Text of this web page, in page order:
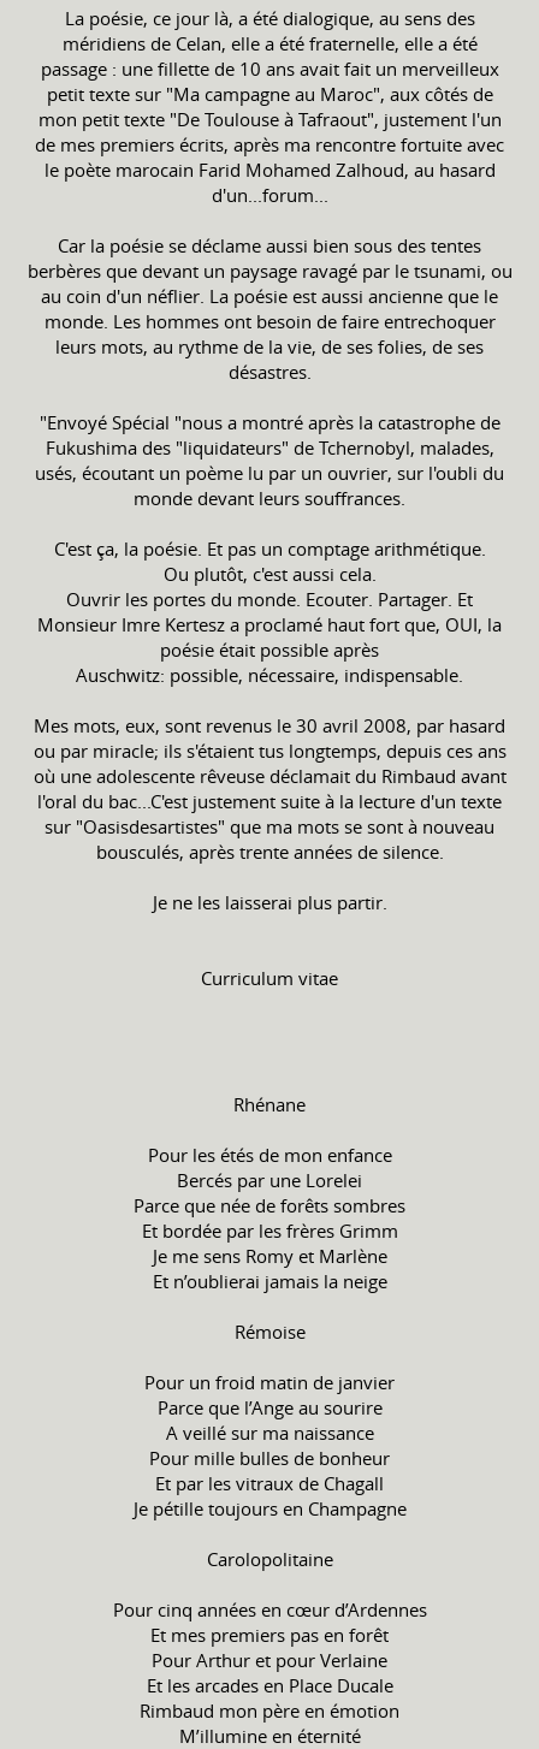
La poésie, ce jour là, a été dialogique, au sens des
méridiens de Celan, elle a été fraternelle, elle a été
passage : une fillette de 10 ans avait fait un merveilleux
petit texte sur "Ma campagne au Maroc", aux côtés de
mon petit texte "De Toulouse à Tafraout", justement l'un
de mes premiers écrits, après ma rencontre fortuite avec
le poète marocain Farid Mohamed Zalhoud, au hasard
d'un...forum...
Car la poésie se déclame aussi bien sous des tentes
berbères que devant un paysage ravagé par le tsunami, ou
au coin d'un néflier. La poésie est aussi ancienne que le
monde. Les hommes ont besoin de faire entrechoquer
leurs mots, au rythme de la vie, de ses folies, de ses
désastres.
"Envoyé Spécial "nous a montré après la catastrophe de
Fukushima des "liquidateurs" de Tchernobyl, malades,
usés, écoutant un poème lu par un ouvrier, sur l'oubli du
monde devant leurs souffrances.
C'est ça, la poésie. Et pas un comptage arithmétique.
Ou plutôt, c'est aussi cela.
Ouvrir les portes du monde. Ecouter. Partager. Et
Monsieur Imre Kertesz a proclamé haut fort que, OUI, la
poésie était possible après
Auschwitz: possible, nécessaire, indispensable.
Mes mots, eux, sont revenus le 30 avril 2008, par hasard
ou par miracle; ils s'étaient tus longtemps, depuis ces ans
où une adolescente rêveuse déclamait du Rimbaud avant
l'oral du bac...C'est justement suite à la lecture d'un texte
sur "Oasisdesartistes" que ma mots se sont à nouveau
bousculés, après trente années de silence.
Je ne les laisserai plus partir.
Curriculum vitae
Rhénane
Pour les étés de mon enfance
Bercés par une Lorelei
Parce que née de forêts sombres
Et bordée par les frères Grimm
Je me sens Romy et Marlène
Et n’oublierai jamais la neige
Rémoise
Pour un froid matin de janvier
Parce que l’Ange au sourire
A veillé sur ma naissance
Pour mille bulles de bonheur
Et par les vitraux de Chagall
Je pétille toujours en Champagne
Carolopolitaine
Pour cinq années en cœur d’Ardennes
Et mes premiers pas en forêt
Pour Arthur et pour Verlaine
Et les arcades en Place Ducale
Rimbaud mon père en émotion
M’illumine en éternité